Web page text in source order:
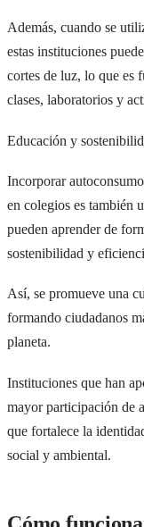
Además, cuando se
estas instituciones
cortes de luz, lo que es
clases, laboratorios y
Educación y
Incorporar
en colegios es también
pueden aprender de
sostenibilidad y
Así, se promueve una
formando ciudadanos
planeta.
Instituciones que han
mayor participación de
que fortalece la
social y ambiental.